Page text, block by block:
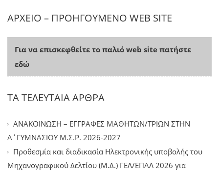
ΑΡΧΕΙΟ – ΠΡΟΗΓΟΥΜΕΝΟ WEB SITE
Για να επισκεφθείτε το παλιό web site πατήστε
εδώ
ΤΑ ΤΕΛΕΥΤΑΙΑ ΑΡΘΡΑ
ΑΝΑΚΟΙΝΩΣΗ – ΕΓΓΡΑΦΕΣ ΜΑΘΗΤΩΝ/ΤΡΙΩΝ ΣΤΗΝ
Α΄ΓΥΜΝΑΣΙΟΥ Μ.Σ.Ρ. 2026-2027
Προθεσμία και διαδικασία Ηλεκτρονικής υποβολής του
Μηχανογραφικού Δελτίου (Μ.Δ.) ΓΕΛ/ΕΠΑΛ 2026 για